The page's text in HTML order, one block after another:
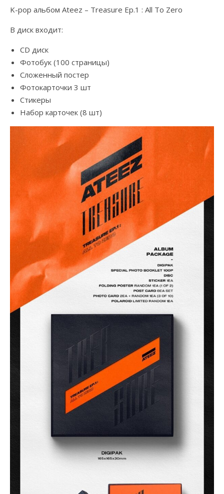
K-pop альбом Ateez – Treasure Ep.1 : All To Zero
В диск входит:
CD диск
Фотобук (100 страницы)
Сложенный постер
Фотокарточки 3 шт
Стикеры
Набор карточек (8 шт)